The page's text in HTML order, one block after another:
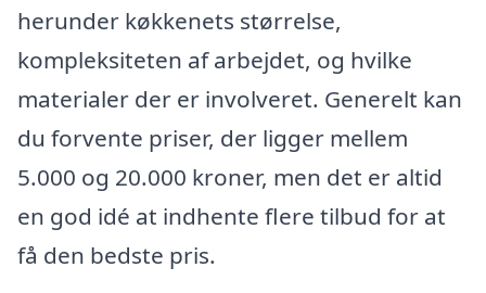
herunder køkkenets størrelse,
kompleksiteten af arbejdet, og hvilke
materialer der er involveret. Generelt kan
du forvente priser, der ligger mellem
5.000 og 20.000 kroner, men det er altid
en god idé at indhente flere tilbud for at
få den bedste pris.